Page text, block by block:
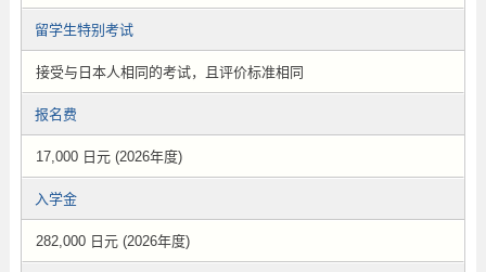
留学生特别考试
接受与日本人相同的考试，且评价标准相同
报名费
17,000 日元 (2026年度)
入学金
282,000 日元 (2026年度)